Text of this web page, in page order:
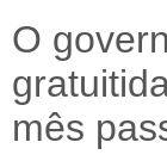
O
mês